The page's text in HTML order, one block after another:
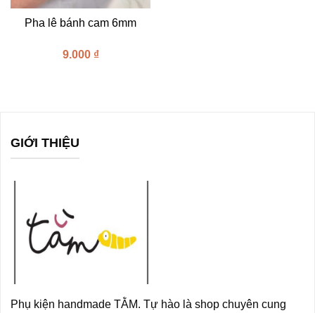
Pha lê bánh cam 6mm
9.000 ₫
GIỚI THIỆU
Phụ kiện handmade TẰM. Tự hào là shop chuyên cung